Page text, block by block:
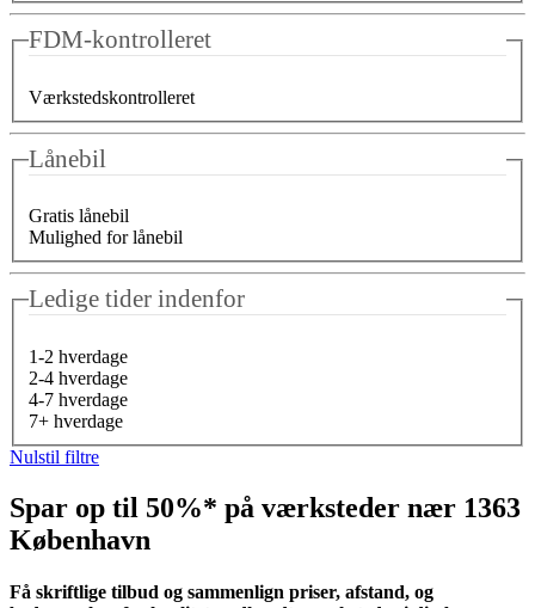
FDM-kontrolleret
Værkstedskontrolleret
Lånebil
Gratis lånebil
Mulighed for lånebil
Ledige tider indenfor
1-2 hverdage
2-4 hverdage
4-7 hverdage
7+ hverdage
Nulstil filtre
Spar op til 50%* på værksteder nær 1363
København
Få skriftlige tilbud og sammenlign priser, afstand, og